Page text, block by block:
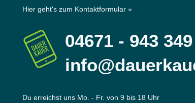
Hier geht's zum Kontaktformular »
04671 - 943
Du erreichst uns Mo. - Fr. von 9 bis 18 Uhr